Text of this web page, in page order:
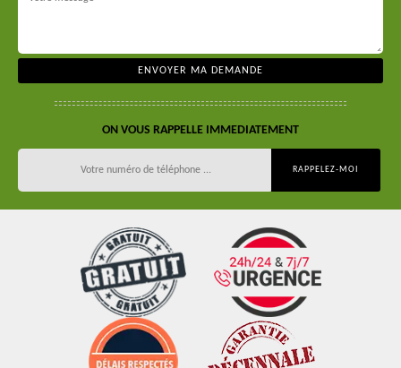
ON VOUS RAPPELLE IMMEDIATEMENT